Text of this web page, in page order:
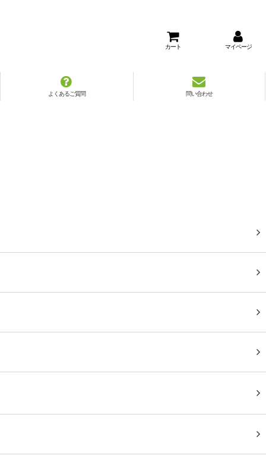
カート マイページ
よくあるご質問 問い合わせ